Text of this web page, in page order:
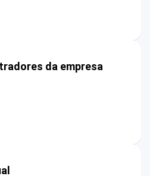
da empresa